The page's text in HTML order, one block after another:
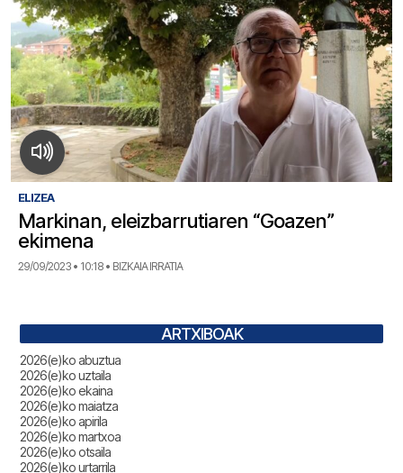
ELIZEA
Markinan, eleizbarrutiaren “Goazen”
ekimena
29/09/2023 • 10:18 • BIZKAIA IRRATIA
ARTXIBOAK
2026(e)ko abuztua
2026(e)ko uztaila
2026(e)ko ekaina
2026(e)ko maiatza
2026(e)ko apirila
2026(e)ko martxoa
2026(e)ko otsaila
2026(e)ko urtarrila